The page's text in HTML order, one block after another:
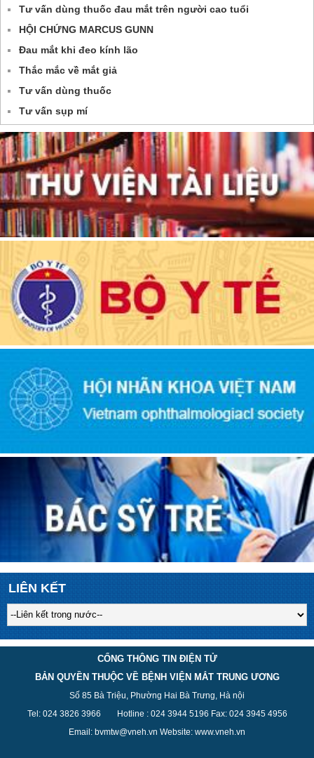
Tư vấn dùng thuốc đau mắt trên người cao tuổi
HỘI CHỨNG MARCUS GUNN
Đau mắt khi đeo kính lão
Thắc mắc về mắt giả
Tư vấn dùng thuốc
Tư vấn sụp mí
LIÊN KẾT
CỔNG THÔNG TIN ĐIỆN TỬ
BẢN QUYỀN THUỘC VỀ BỆNH VIỆN MẮT TRUNG ƯƠNG
Số 85 Bà Triệu, Phường Hai Bà Trưng, Hà nội
Tel: 024 3826 3966 Hotline : 024 3944 5196 Fax: 024 3945 4956
Email: bvmtw@vneh.vn Website: www.vneh.vn